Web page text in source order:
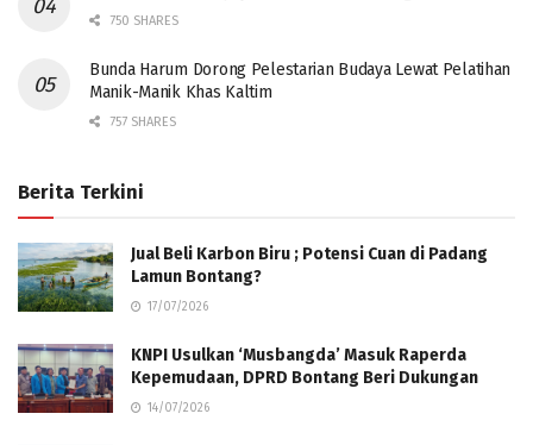
750 SHARES
Bunda Harum Dorong Pelestarian Budaya Lewat Pelatihan
Manik-Manik Khas Kaltim
757 SHARES
Berita Terkini
Jual Beli Karbon Biru ; Potensi Cuan di Padang
Lamun Bontang?
17/07/2026
KNPI Usulkan ‘Musbangda’ Masuk Raperda
Kepemudaan, DPRD Bontang Beri Dukungan
14/07/2026